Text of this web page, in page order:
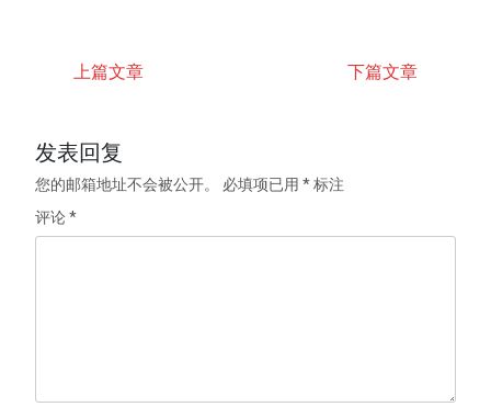
上篇文章 下篇文章
发表回复
您的邮箱地址不会被公开。 必填项已用*标注
评论*